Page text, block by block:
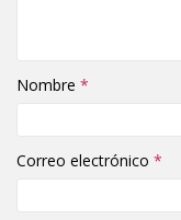
Nombre *
Correo electrónico *